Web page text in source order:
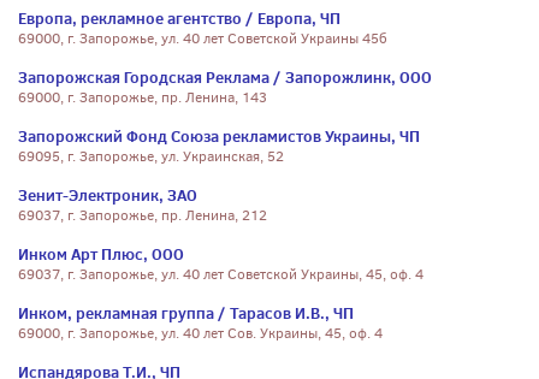
Европа, рекламное агентство / Европа, ЧП
69000, г. Запорожье, ул. 40 лет Советской Украины 45б
Запорожская Городская Реклама / Запорожлинк, ООО
69000, г. Запорожье, пр. Ленина, 143
Запорожский Фонд Союза рекламистов Украины, ЧП
69095, г. Запорожье, ул. Украинская, 52
Зенит-Электроник, ЗАО
69037, г. Запорожье, пр. Ленина, 212
Инком Арт Плюс, ООО
69037, г. Запорожье, ул. 40 лет Советской Украины, 45, оф. 4
Инком, рекламная группа / Тарасов И.В., ЧП
69000, г. Запорожье, ул. 40 лет Сов. Украины, 45, оф. 4
Испандярова Т.И., ЧП